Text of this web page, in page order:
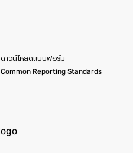
ดาวน์โหลดแบบฟอร์ม
Common Reporting Standards